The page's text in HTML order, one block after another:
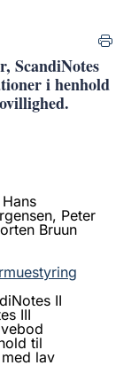
ScandiNotes
i henhold
Peter
Bruun
II
III
til
lav